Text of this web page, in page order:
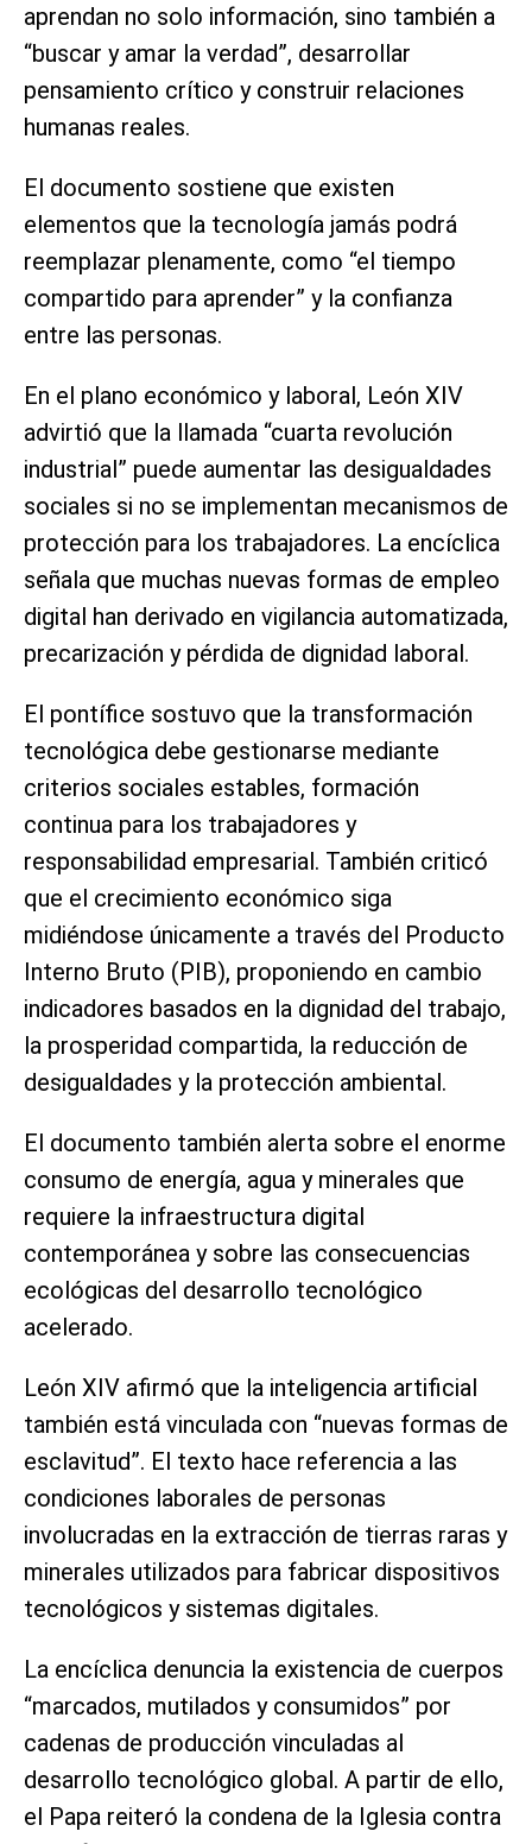
aprendan no solo información, sino también a
“buscar y amar la verdad”, desarrollar
pensamiento crítico y construir relaciones
humanas reales.
El documento sostiene que existen
elementos que la tecnología jamás podrá
reemplazar plenamente, como “el tiempo
compartido para aprender” y la confianza
entre las personas.
En el plano económico y laboral, León XIV
advirtió que la llamada “cuarta revolución
industrial” puede aumentar las desigualdades
sociales si no se implementan mecanismos de
protección para los trabajadores. La encíclica
señala que muchas nuevas formas de empleo
digital han derivado en vigilancia automatizada,
precarización y pérdida de dignidad laboral.
El pontífice sostuvo que la transformación
tecnológica debe gestionarse mediante
criterios sociales estables, formación
continua para los trabajadores y
responsabilidad empresarial. También criticó
que el crecimiento económico siga
midiéndose únicamente a través del Producto
Interno Bruto (PIB), proponiendo en cambio
indicadores basados en la dignidad del trabajo,
la prosperidad compartida, la reducción de
desigualdades y la protección ambiental.
El documento también alerta sobre el enorme
consumo de energía, agua y minerales que
requiere la infraestructura digital
contemporánea y sobre las consecuencias
ecológicas del desarrollo tecnológico
acelerado.
León XIV afirmó que la inteligencia artificial
también está vinculada con “nuevas formas de
esclavitud”. El texto hace referencia a las
condiciones laborales de personas
involucradas en la extracción de tierras raras y
minerales utilizados para fabricar dispositivos
tecnológicos y sistemas digitales.
La encíclica denuncia la existencia de cuerpos
“marcados, mutilados y consumidos” por
cadenas de producción vinculadas al
desarrollo tecnológico global. A partir de ello,
el Papa reiteró la condena de la Iglesia contra